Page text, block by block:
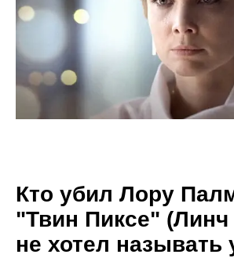
Кто убил Лору
"Твин Пиксе"
не хотел называть